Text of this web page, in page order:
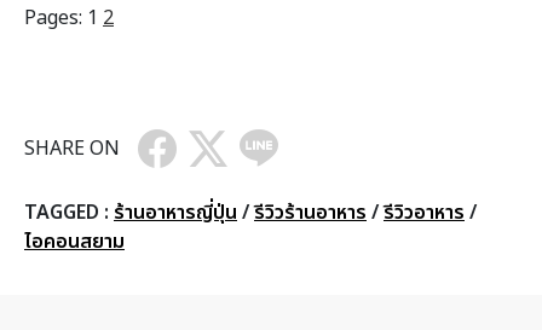
Pages: 1 2
SHARE ON
TAGGED : ร้านอาหารญี่ปุ่น /รีวิวร้านอาหาร /รีวิวอาหาร /
ไอคอนสยาม